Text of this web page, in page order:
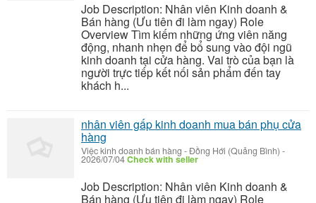
Job Description: Nhân viên Kinh doanh &
Bán hàng (Ưu tiên đi làm ngay) Role
Overview Tìm kiếm những ứng viên năng
động, nhanh nhẹn để bổ sung vào đội ngũ
kinh doanh tại cửa hàng. Vai trò của bạn là
người trực tiếp kết nối sản phẩm đến tay
khách h...
nhân viên gấp kinh doanh mua bán phụ cửa
hàng
Việc kinh doanh bán hàng -Đồng Hới (Quảng Bình) -
2026/07/04Check with seller
Job Description: Nhân viên Kinh doanh &
Bán hàng (Ưu tiên đi làm ngay) Role